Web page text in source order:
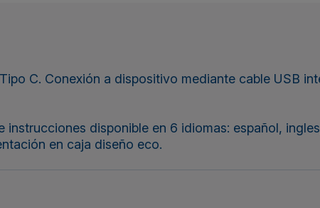
C. Conexión a dispositivo mediante cable USB
disponible en 6 idiomas: español,
en caja diseño eco.